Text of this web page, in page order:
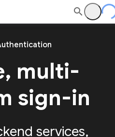
multi-
sign-in
services,